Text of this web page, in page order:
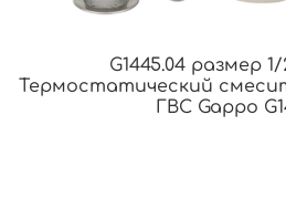
G1445.04 размер 1/
Термостатический
ГВС Gappo